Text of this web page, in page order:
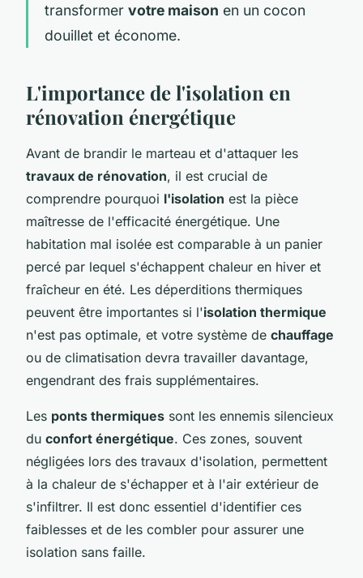
transformer votre maison en un cocon
douillet et économe.
L'importance de l'isolation en
rénovation énergétique
Avant de brandir le marteau et d'attaquer les
travaux de rénovation, il est crucial de
comprendre pourquoi l'isolation est la pièce
maîtresse de l'efficacité énergétique. Une
habitation mal isolée est comparable à un panier
percé par lequel s'échappent chaleur en hiver et
fraîcheur en été. Les déperditions thermiques
peuvent être importantes si l'isolation thermique
n'est pas optimale, et votre système de chauffage
ou de climatisation devra travailler davantage,
engendrant des frais supplémentaires.
Les ponts thermiques sont les ennemis silencieux
du confort énergétique. Ces zones, souvent
négligées lors des travaux d'isolation, permettent
à la chaleur de s'échapper et à l'air extérieur de
s'infiltrer. Il est donc essentiel d'identifier ces
faiblesses et de les combler pour assurer une
isolation sans faille.